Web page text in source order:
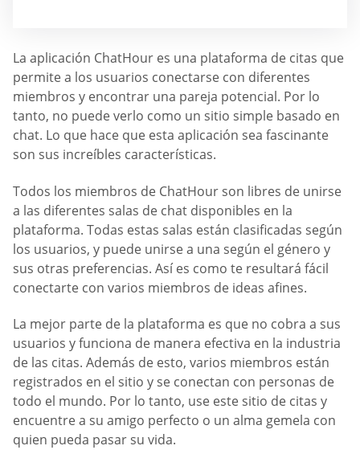
La aplicación ChatHour es una plataforma de citas que
permite a los usuarios conectarse con diferentes
miembros y encontrar una pareja potencial. Por lo
tanto, no puede verlo como un sitio simple basado en
chat. Lo que hace que esta aplicación sea fascinante
son sus increíbles características.
Todos los miembros de ChatHour son libres de unirse
a las diferentes salas de chat disponibles en la
plataforma. Todas estas salas están clasificadas según
los usuarios, y puede unirse a una según el género y
sus otras preferencias. Así es como te resultará fácil
conectarte con varios miembros de ideas afines.
La mejor parte de la plataforma es que no cobra a sus
usuarios y funciona de manera efectiva en la industria
de las citas. Además de esto, varios miembros están
registrados en el sitio y se conectan con personas de
todo el mundo. Por lo tanto, use este sitio de citas y
encuentre a su amigo perfecto o un alma gemela con
quien pueda pasar su vida.